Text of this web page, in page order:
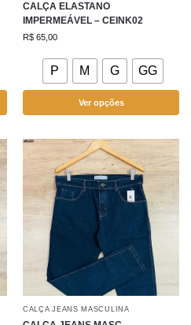
CALÇA ELASTANO
IMPERMEÁVEL – CEINK02
R$ 65,00
P M G GG
Ver opções
CALÇA JEANS MASCULINA